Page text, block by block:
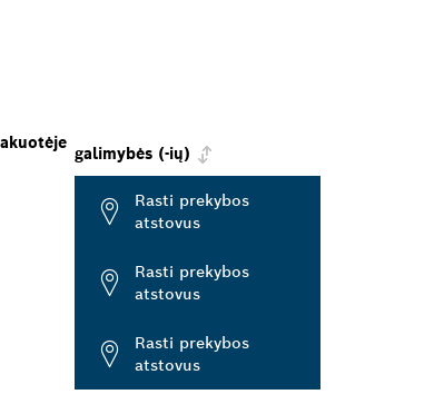
galimybės (-ių)
Rasti prekybos
atstovus
Rasti prekybos
atstovus
Rasti prekybos
atstovus